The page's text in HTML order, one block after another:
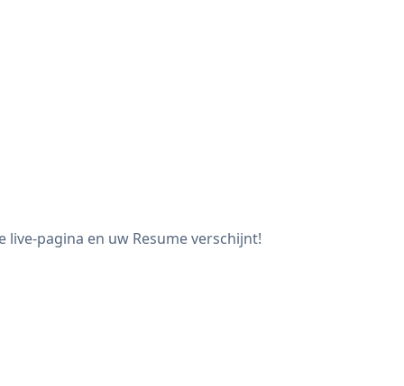
pagina en uw Resume verschijnt!